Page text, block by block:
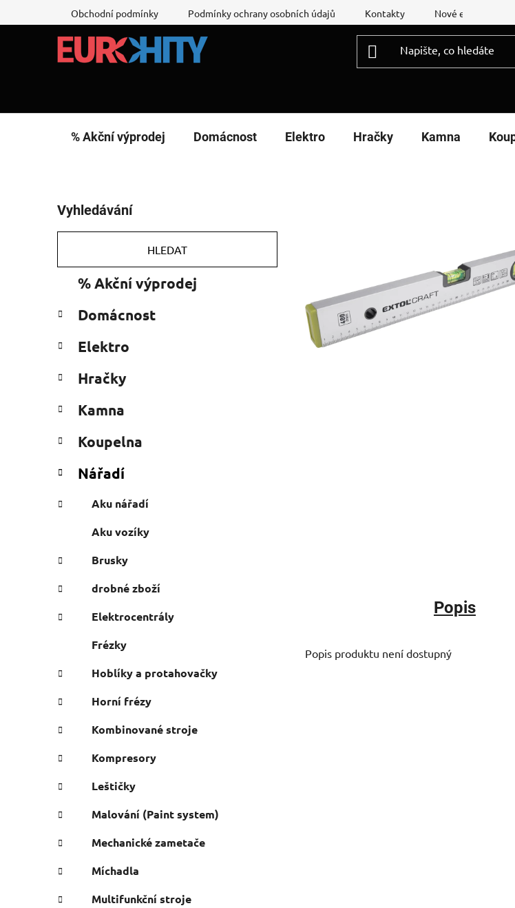
na
Obchodní podmínky Podmínky ochrany osobních údajů Kontakty Nové energetické
% Akční výprodej Domácnost Elektro Hračky Kamna
o
s
r
n
í
a
e
Vyhledávání
HLEDAT
kategorie
e
o
i
% Akční výprodej
Domácnost
Elektro
Hračky
Kamna
Koupelna
Nářadí
Aku nářadí
Aku vozíky
Brusky
drobné zboží
Elektrocentrály
Frézky
Hoblíky a protahovačky
Horní frézy
Kombinované stroje
Kompresory
Leštičky
Malování (Paint system)
Mechanické zametače
Míchadla
Multifunkční stroje
Popis
Popis produktu není dostupný